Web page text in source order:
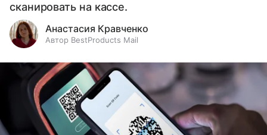
сканировать на кассе.
Анастасия Кравченко
Автор BestProducts Mail